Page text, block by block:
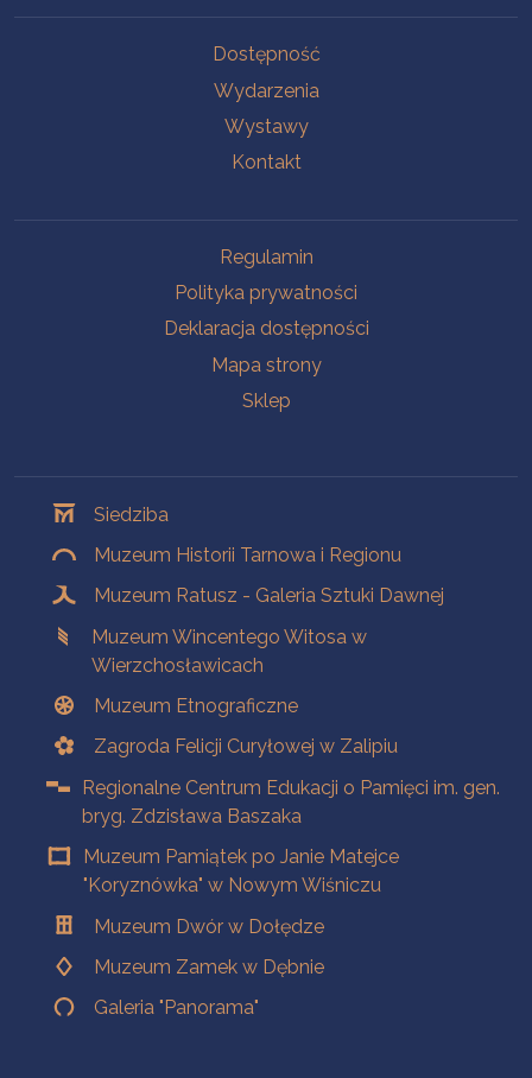
Dostępność
Wydarzenia
Wystawy
Kontakt
Regulamin
Polityka prywatności
Deklaracja dostępności
Mapa strony
Sklep
Siedziba
Muzeum Historii Tarnowa i Regionu
Muzeum Ratusz - Galeria Sztuki Dawnej
Muzeum Wincentego Witosa w
Wierzchosławicach
Muzeum Etnograficzne
Zagroda Felicji Curyłowej w Zalipiu
Regionalne Centrum Edukacji o Pamięci im. gen.
bryg. Zdzisława Baszaka
Muzeum Pamiątek po Janie Matejce
"Koryznówka" w Nowym Wiśniczu
Muzeum Dwór w Dołędze
Muzeum Zamek w Dębnie
Galeria "Panorama"